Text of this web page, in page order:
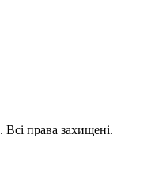
. Всі права захищені.